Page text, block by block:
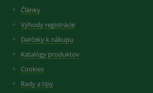
Články
Výhody registrácie
Darčeky k nákupu
Katalógy produktov
Cookies
Rady a tipy